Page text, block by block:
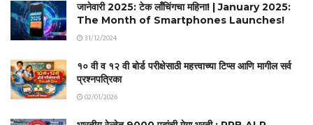
जानेवारी 2025: टेक लाँचिंगचा महिना! | January 2025:
The Month of Smartphones Launches!
31/12/2024
१० वी व १२ वी बोर्ड परीक्षेसाठी महत्त्वाच्या टिप्स आणि मागील सर्व
प्रश्नपत्रिका
02/01/2026